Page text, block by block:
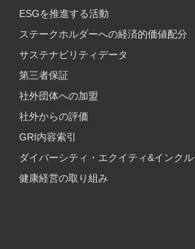
ESGを推進する活動
ステークホルダーへの経済的価値配分
サステナビリティデータ
第三者保証
社外団体への加盟
社外からの評価
GRI内容索引
ダイバーシティ・エクイティ&インク
健康経営の取り組み